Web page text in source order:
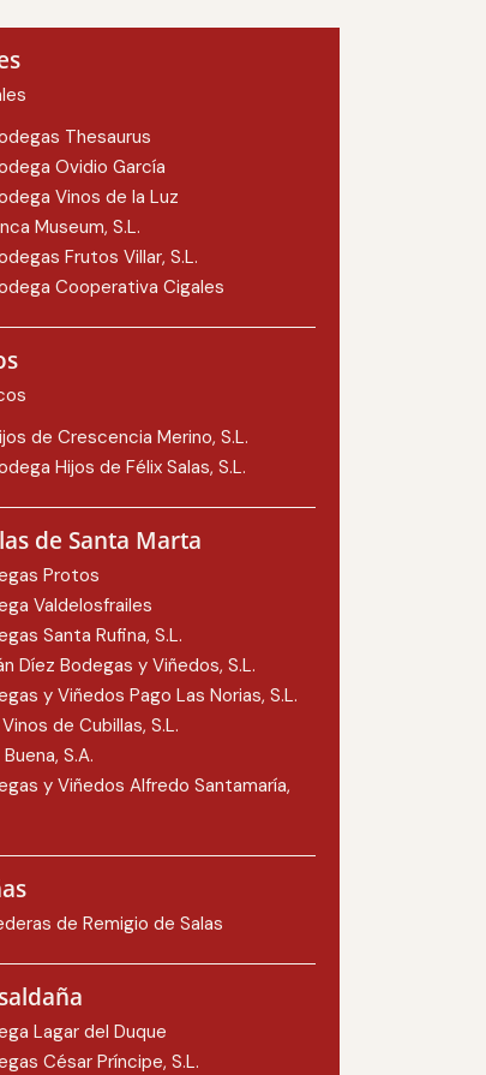
Thesaurus
Ovidio García
Vinos de la Luz
Museum, S.L.
Frutos Villar, S.L.
Cooperativa Cigales
de Crescencia Merino, S.L.
Hijos de Félix Salas, S.L.
de Santa Marta
Protos
Valdelosfrailes
Santa Rufina, S.L.
Díez Bodegas y Viñedos, S.L.
y Viñedos Pago Las Norias, S.L.
Vinos de Cubillas, S.L.
S.A.
y Viñedos Alfredo Santamaría,
de Remigio de Salas
Lagar del Duque
César Príncipe, S.L.